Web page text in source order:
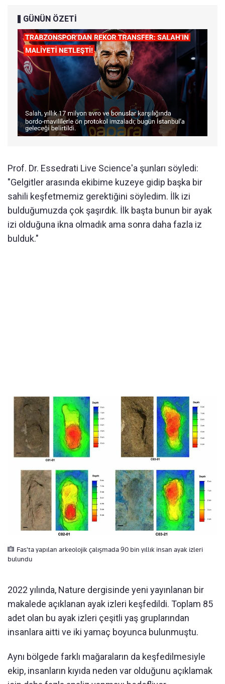
GÜNÜN ÖZETİ
Prof. Dr. Essedrati Live Science'a şunları söyledi:
"Gelgitler arasında ekibime kuzeye gidip başka bir
sahili keşfetmemiz gerektiğini söyledim. İlk izi
bulduğumuzda çok şaşırdık. İlk başta bunun bir ayak
izi olduğuna ikna olmadık ama sonra daha fazla iz
bulduk."
Fas'ta yapılan arkeolojik çalışmada 90 bin yıllık insan ayak izleri
bulundu
2022 yılında, Nature dergisinde yeni yayınlanan bir
makalede açıklanan ayak izleri keşfedildi. Toplam 85
adet olan bu ayak izleri çeşitli yaş gruplarından
insanlara aitti ve iki yamaç boyunca bulunmuştu.
Aynı bölgede farklı mağaraların da keşfedilmesiyle
ekip, insanların kıyıda neden var olduğunu açıklamak